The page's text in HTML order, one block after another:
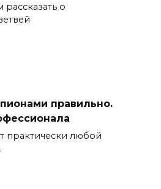
рассказать о
правильно.
практически любой